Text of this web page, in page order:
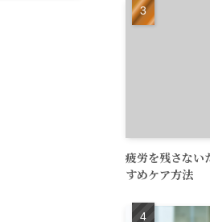
疲労を残さない
すめケア方法